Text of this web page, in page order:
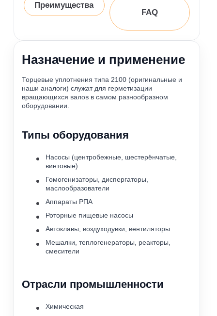
Преимущества
FAQ
Назначение и применение
Торцевые уплотнения типа 2100 (оригинальные и
наши аналоги) служат для герметизации
вращающихся валов в самом разнообразном
оборудовании.
Типы оборудования
Насосы (центробежные, шестерёнчатые,
винтовые)
Гомогенизаторы, диспергаторы,
маслообразователи
Аппараты РПА
Роторные пищевые насосы
Автоклавы, воздуходувки, вентиляторы
Мешалки, теплогенераторы, реакторы,
смесители
Отрасли промышленности
Химическая